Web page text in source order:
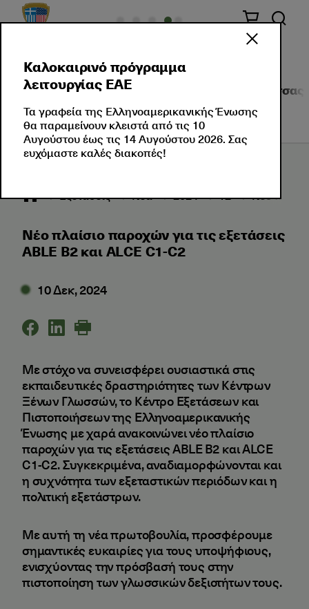
Σχετικά με Εμάς Πιστοποιήσεις Ξένης Γλώσσας
Εξετάσεις Νέα 2024 12 Νέο
Νέο πλαίσιο παροχών για τις εξετάσεις
ABLE B2 και ALCE C1-C2
10 Δεκ, 2024
Με στόχο να συνεισφέρει ουσιαστικά στις
εκπαιδευτικές δραστηριότητες των Κέντρων
Ξένων Γλωσσών, το Κέντρο Εξετάσεων και
Πιστοποιήσεων της Ελληνοαμερικανικής
Ένωσης με χαρά ανακοινώνει νέο πλαίσιο
παροχών για τις εξετάσεις ABLE B2 και ALCE
C1-C2. Συγκεκριμένα, αναδιαμορφώνονται και
η συχνότητα των εξεταστικών περιόδων και η
πολιτική εξετάστρων.
Με αυτή τη νέα πρωτοβουλία, προσφέρουμε
σημαντικές ευκαιρίες για τους υποψήφιους,
ενισχύοντας την πρόσβασή τους στην
πιστοποίηση των γλωσσικών δεξιοτήτων τους.
Καλοκαιρινό πρόγραμμα
λειτουργίας ΕΑΕ
Τα γραφεία της Ελληνοαμερικανικής Ένωσης
θα παραμείνουν κλειστά από τις 10
Αυγούστου έως τις 14 Αυγούστου 2026. Σας
ευχόμαστε καλές διακοπές!